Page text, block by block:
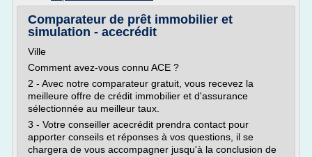
Comparateur de prêt immobilier et
simulation - acecrédit
Ville
Comment avez-vous connu ACE ?
2 - Avec notre comparateur gratuit, vous recevez la
meilleure offre de crédit immobilier et d'assurance
sélectionnée au meilleur taux.
3 - Votre conseiller acecrédit prendra contact pour
apporter conseils et réponses à vos questions, il se
chargera de vous accompagner jusqu'à la conclusion de